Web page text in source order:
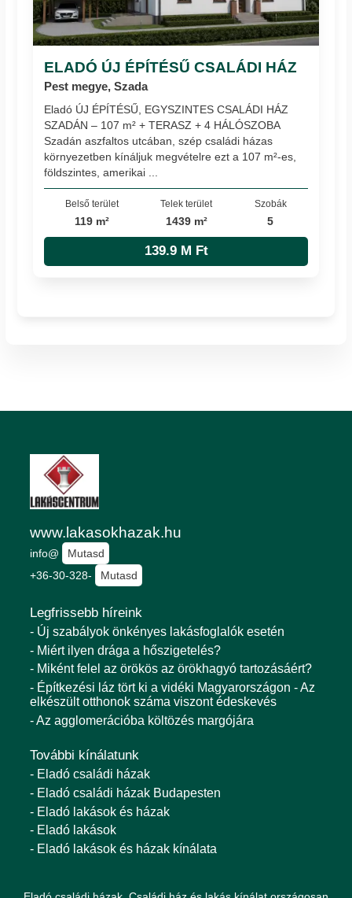
ELADÓ ÚJ ÉPÍTÉSŰ CSALÁDI HÁZ
Pest megye, Szada
Eladó ÚJ ÉPÍTÉSŰ, EGYSZINTES CSALÁDI HÁZ
SZADÁN – 107 m² + TERASZ + 4 HÁLÓSZOBA
Szadán aszfaltos utcában, szép családi házas
környezetben kínáljuk megvételre ezt a 107 m²-es,
földszintes, amerikai ...
Belső terület
119 m²
Telek terület
1439 m²
Szobák
5
139.9 M Ft
www.lakasokhazak.hu
info@
Mutasd
+36-30-328-
Mutasd
Legfrissebb híreink
- Új szabályok önkényes lakásfoglalók esetén
- Miért ilyen drága a hőszigetelés?
- Miként felel az örökös az örökhagyó tartozásáért?
- Építkezési láz tört ki a vidéki Magyarországon - Az
elkészült otthonok száma viszont édeskevés
- Az agglomerációba költözés margójára
További kínálatunk
- Eladó családi házak
- Eladó családi házak Budapesten
- Eladó lakások és házak
- Eladó lakások
- Eladó lakások és házak kínálata